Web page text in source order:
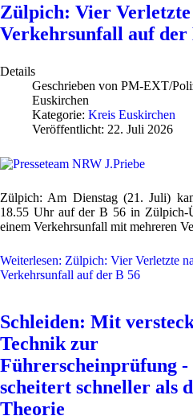
Zülpich: Vier Verletzte
Verkehrsunfall auf der
Details
Geschrieben von PM-EXT/
Euskirchen
Kategorie: Kreis Euskirchen
Veröffentlicht: 22. Juli 2026
Zülpich: Am Dienstag (21. Juli)
18.55 Uhr auf der B 56 in Zülpich-
einem Verkehrsunfall mit mehreren
Weiterlesen: Zülpich: Vier Verletzte
Verkehrsunfall auf der B 56
Schleiden: Mit
Technik zur
Führerscheinprüfung -
scheitert schneller als
Theorie